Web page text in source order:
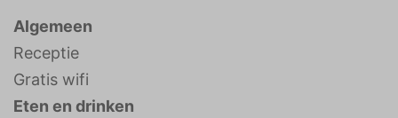
Algemeen
Receptie
Gratis wifi
Eten en drinken